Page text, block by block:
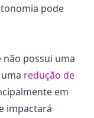
pode
possui uma
redução de
em
impactará